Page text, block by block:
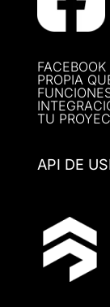
PROPIA
TU
API DE